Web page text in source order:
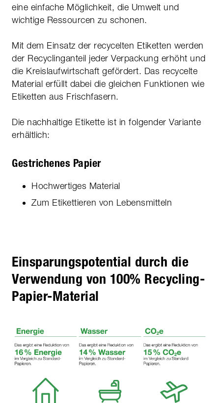
eine einfache Möglichkeit, die Umwelt und
wichtige Ressourcen zu schonen.
Mit dem Einsatz der recycelten Etiketten werden
der Recyclinganteil jeder Verpackung erhöht und
die Kreislaufwirtschaft gefördert. Das recycelte
Material erfüllt dabei die gleichen Funktionen wie
Etiketten aus Frischfasern.
Die nachhaltige Etikette ist in folgender Variante
erhältlich:
Gestrichenes Papier
Hochwertiges Material
Zum Etikettieren von Lebensmitteln
Einsparungspotential durch die
Verwendung von 100% Recycling-
Papier-Material